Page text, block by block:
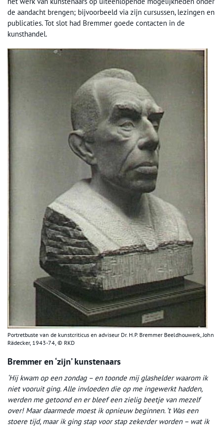
de aandacht brengen; bijvoorbeeld via zijn cursussen, lezingen en
publicaties. Tot slot had Bremmer goede contacten in de
kunsthandel.
Portretbuste van de kunstcriticus en adviseur Dr. H.P. Bremmer Beeldhouwerk, John
Rädecker, 1943-74, © RKD
Bremmer en ‘zijn’ kunstenaars
‘Hij kwam op een zondag – en toonde mij glashelder waarom ik
niet vooruit ging. Alle invloeden die op me ingewerkt hadden,
werden me getoond en er bleef een zielig beetje van mezelf
over! Maar daarmede moest ik opnieuw beginnen. ’t Was een
stoere tijd, maar ik ging stap voor stap zekerder worden – wat ik